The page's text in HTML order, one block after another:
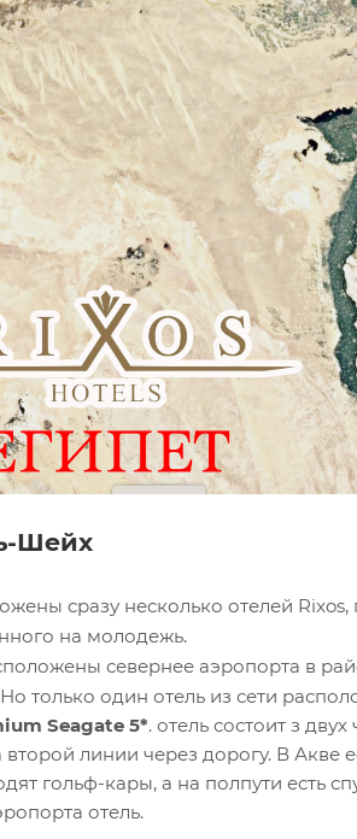
Шейх
сразу несколько отелей
на молодежь.
севернее аэропорта в
только один отель из сети
Seagate 5*. отель состоит з
линии через дорогу. В Акве
гольф-кары, а на полпути есть
отель.